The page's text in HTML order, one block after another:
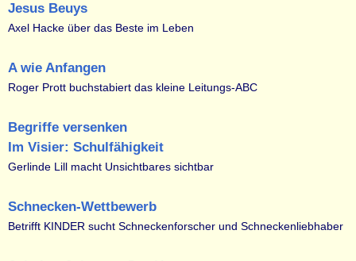
Jesus Beuys
Axel Hacke über das Beste im Leben
A wie Anfangen
Roger Prott buchstabiert das kleine Leitungs-ABC
Begriffe versenken
Im Visier: Schulfähigkeit
Gerlinde Lill macht Unsichtbares sichtbar
Schnecken-Wettbewerb
Betrifft KINDER sucht Schneckenforscher und Schneckenliebhaber